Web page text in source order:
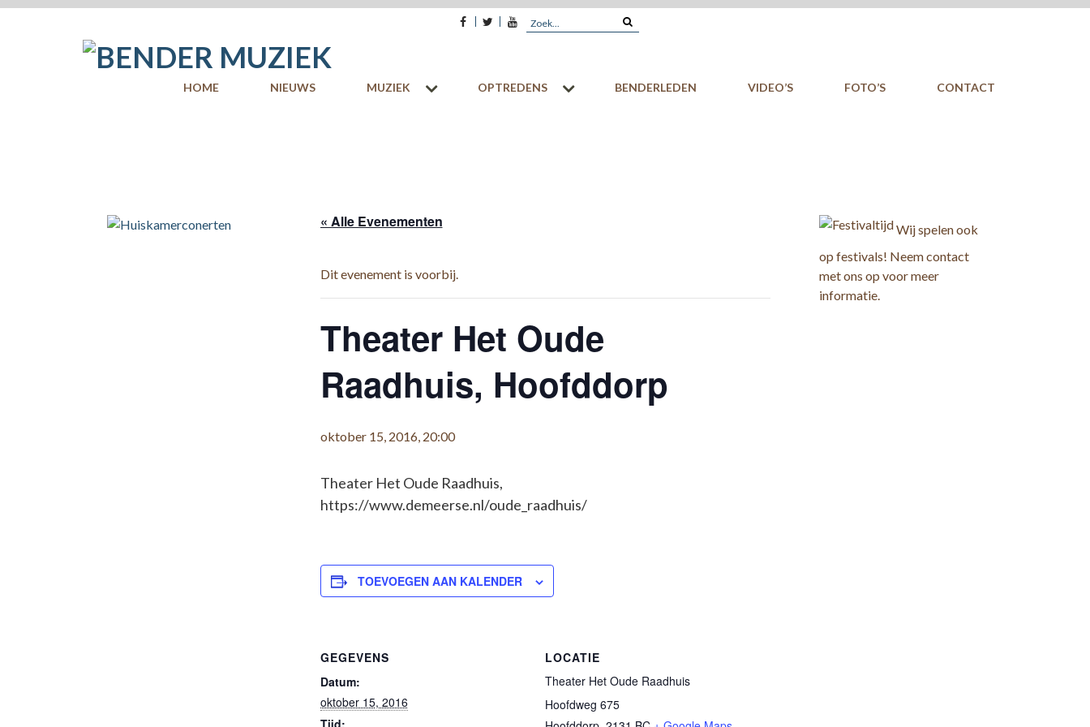
FacebookTwitterYoutube
Search
HOME NIEUWS MUZIEK OPTREDENS BENDERLEDEN VIDEO’S FOTO’S CONTACT
« Alle Evenementen
Dit evenement is voorbij.
Theater Het Oude
Raadhuis, Hoofddorp
oktober 15, 2016, 20:00
Theater Het Oude Raadhuis,
https://www.demeerse.nl/oude_raadhuis/
TOEVOEGEN AAN KALENDER
GEGEVENS
Datum:
oktober 15, 2016
Tijd:
LOCATIE
Theater Het Oude Raadhuis
Hoofdweg 675
Wij spelen ook
op festivals! Neem contact
met ons op voor meer
informatie.